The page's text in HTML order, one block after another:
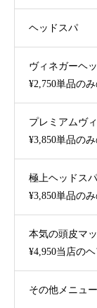
ヘッドスパ
ヴィネガーヘ
¥2,750単品の
プレミアムヴ
¥3,850単品の
極上ヘッドス
¥3,850単品の
本気の頭皮マ
¥4,950当店の
その他メニュー